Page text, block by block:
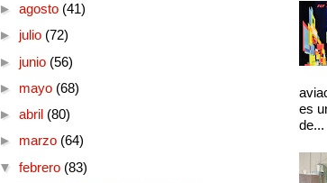
► agosto (41)
► julio (72)
► junio (56)
► mayo (68)
► abril (80)
► marzo (64)
▼ febrero (83)
es
de...